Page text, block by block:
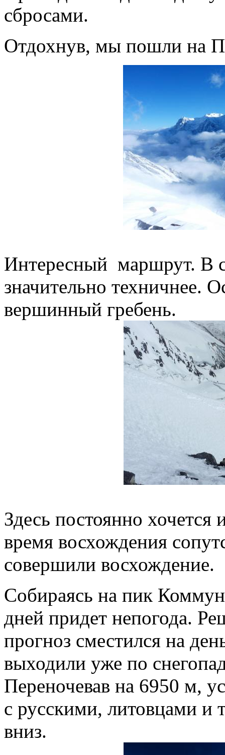
сбросами.
Отдохнув, мы пошли на
Интересный маршрут. В
значительно техничнее.
вершинный гребень.
Здесь постоянно хочется
время восхождения
совершили восхождение.
Собираясь на пик
дней придет непогода.
прогноз сместился на
выходили уже по
Переночевав на 6950 м,
с русскими, литовцами и
вниз.